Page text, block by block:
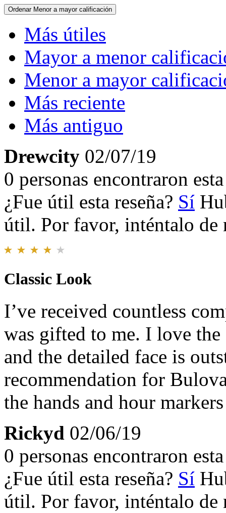
Ordenar Menor a mayor calificación
Más útiles
Mayor a menor
Menor a mayor
Más reciente
Más antiguo
Drewcity 02/07/19
0 personas encontraron
¿Fue útil esta reseña? Sí
útil. Por favor, inténtalo de
Classic Look
I’ve received countless
was gifted to me. I love
and the detailed face is
recommendation for
the hands and hour markers
Rickyd 02/06/19
0 personas encontraron
¿Fue útil esta reseña? Sí
útil. Por favor, inténtalo de